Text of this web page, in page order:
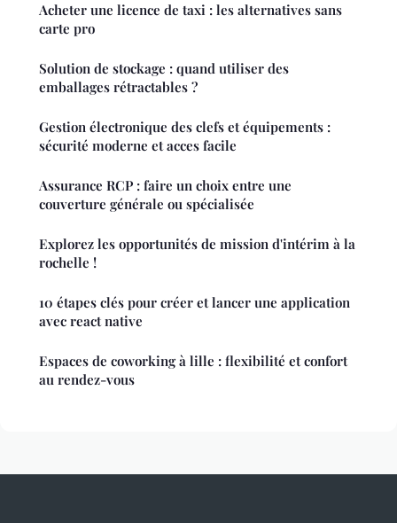
Acheter une licence de taxi : les alternatives sans
carte pro
Solution de stockage : quand utiliser des
emballages rétractables ?
Gestion électronique des clefs et équipements :
sécurité moderne et acces facile
Assurance RCP : faire un choix entre une
couverture générale ou spécialisée
Explorez les opportunités de mission d'intérim à la
rochelle !
10 étapes clés pour créer et lancer une application
avec react native
Espaces de coworking à lille : flexibilité et confort
au rendez-vous